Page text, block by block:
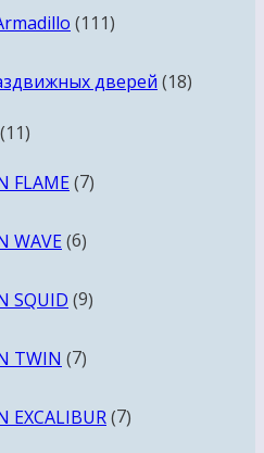
111111
дверей 1818
1111
FLAME 77
WAVE 66
SQUID 99
TWIN 77
EXCALIBUR 77